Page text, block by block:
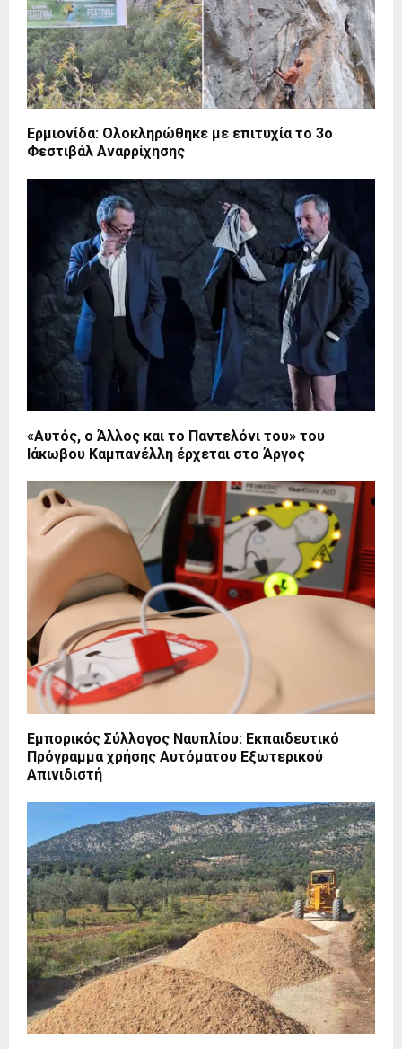
Ερμιονίδα: Ολοκληρώθηκε με επιτυχία το 3ο
Φεστιβάλ Αναρρίχησης
«Αυτός, o Άλλος και το Παντελόνι του» του
Ιάκωβου Καμπανέλλη έρχεται στο Άργος
Εμπορικός Σύλλογος Ναυπλίου: Εκπαιδευτικό
Πρόγραμμα χρήσης Αυτόματου Εξωτερικού
Απινιδιστή